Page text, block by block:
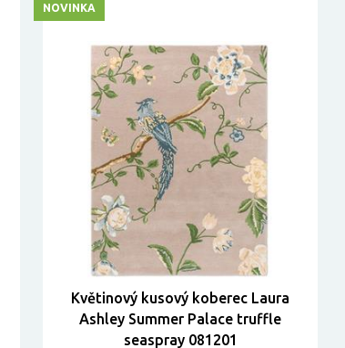
Květinový kusový koberec Laura
Ashley Summer Palace truffle
seaspray 081201
NOVINKA